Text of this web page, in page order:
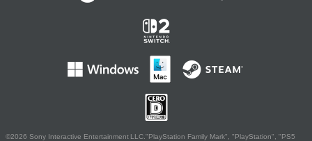
©2026 Sony Interactive Entertainment LLC."PlayStation Family Mark", "PlayStation", "PS5